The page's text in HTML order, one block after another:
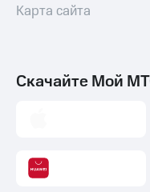
товары
Карта сайта
Скачайте Мой